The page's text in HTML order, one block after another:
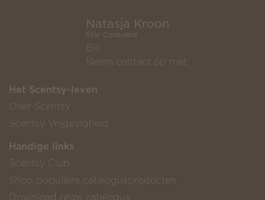
Natasja Kroon
Star Consulent
Bio
Neem contact op met
Het Scentsy-leven
Over Scentsy
Scentsy Vrijgevigheid
Handige links
Scentsy Club
Shop populaire catalogusproducten
Download onze catalogus